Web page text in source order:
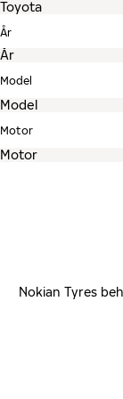
År
Model
Motor
Nokian Tyres